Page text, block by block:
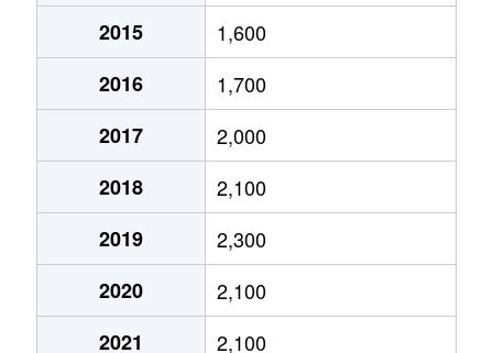
今福西
1,100万円 蒲生四丁目
今福西
2,000万円 蒲生四丁目
今福西
3,300万円 蒲生四丁目
今福西
1,900万円 蒲生四丁目
今福西
3,000万円 蒲生四丁目
今福西
1,400万円 蒲生四丁目
2015
1,600
2016
1,700
2017
2,000
2018
2,100
2019
2,300
2020
2,100
2021
2,100